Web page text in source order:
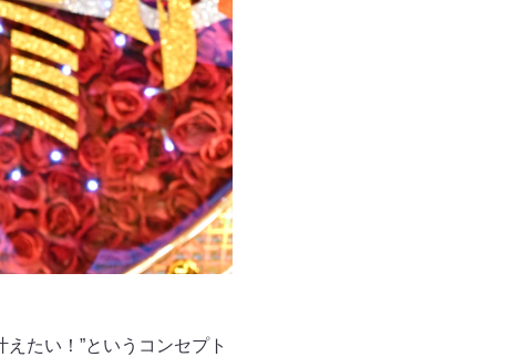
たい！”というコンセプト